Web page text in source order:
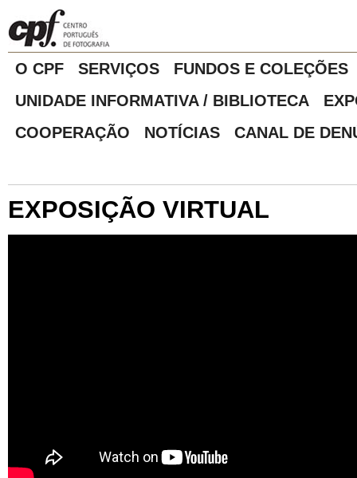
O CPF SERVIÇOS
FUNDOS E COLEÇÕES
UNIDADE INFORMATIVA / BIBLIOTECA
COOPERAÇÃO
NOTÍCIAS CANAL DE
EXPOSIÇÃO VIRTUAL